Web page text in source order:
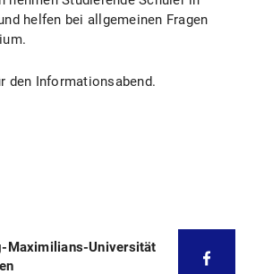
helfen bei allgemeinen Fragen
den Informationsabend.
Maximilians-Universität